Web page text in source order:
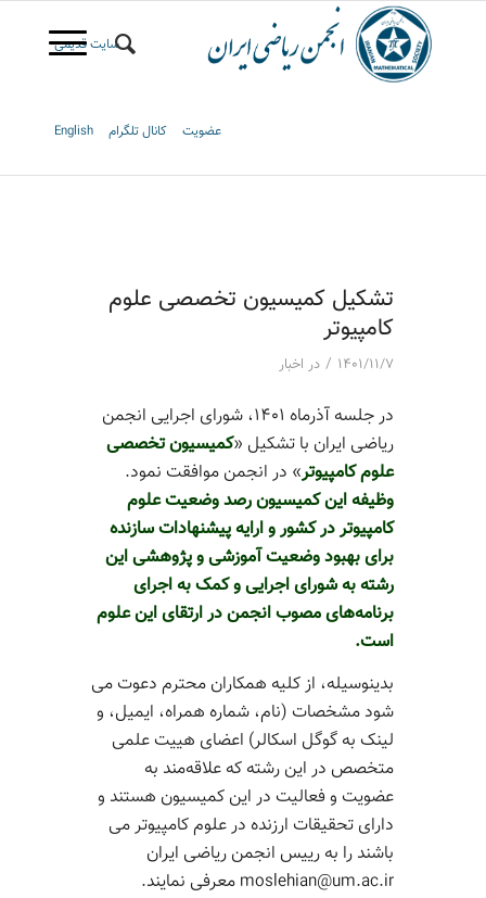
سایت قدیمی
عضویت کانال تلگرام English
تشکیل کمیسیون تخصصی علوم
کامپیوتر
۱۴۰۱/۱۱/۷ / در اخبار
در جلسه آذرماه ۱۴۰۱، شورای اجرایی انجمن
ریاضی ایران با تشکیل «کمیسیون تخصصی
علوم کامپیوتر» در انجمن موافقت نمود.
وظیفه این کمیسیون رصد وضعیت علوم
کامپیوتر در کشور و ارایه پیشنهادات سازنده
برای بهبود وضعیت آموزشی و پژوهشی این
رشته به شورای اجرایی و کمک به اجرای
برنامه‌های مصوب انجمن در ارتقای این علوم
است.
بدینوسیله، از کلیه همکاران محترم دعوت می
شود مشخصات (نام، شماره همراه، ایمیل، و
لینک به گوگل اسکالر) اعضای هییت علمی
متخصص در این رشته که علاقه‌مند به
عضویت و فعالیت در این کمیسیون هستند و
دارای تحقیقات ارزنده در علوم کامپیوتر می
باشند را به رییس انجمن ریاضی ایران
moslehian@um.ac.ir معرفی نمایند.